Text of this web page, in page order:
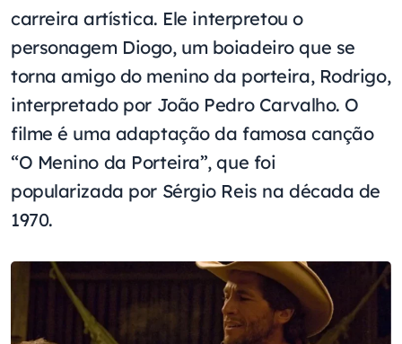
carreira artística. Ele interpretou o
personagem Diogo, um boiadeiro que se
torna amigo do menino da porteira, Rodrigo,
interpretado por João Pedro Carvalho. O
filme é uma adaptação da famosa canção
“O Menino da Porteira”, que foi
popularizada por Sérgio Reis na década de
1970.